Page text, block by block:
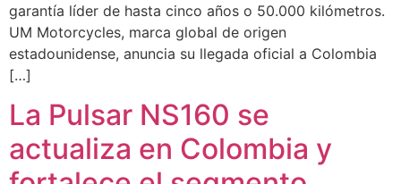
garantía líder de hasta cinco años o 50.000 kilómetros.
UM Motorcycles, marca global de origen
estadounidense, anuncia su llegada oficial a Colombia
[…]
La Pulsar NS160 se
actualiza en Colombia y